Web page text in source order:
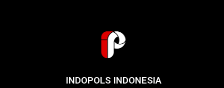
INDOPOLS INDONESIA